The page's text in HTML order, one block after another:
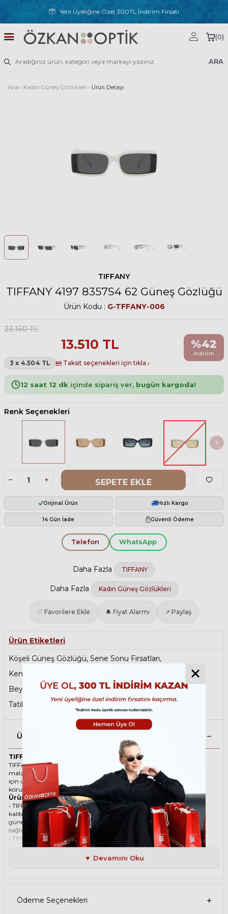
Yeni Üyeliğine Özel 300TL İndirim Fırsatı
ARA
(0)
Ana › Kadın Güneş Gözlükleri › Ürün Detayı
TIFFANY
TIFFANY 4197 8357S4 62 Güneş Gözlüğü
Ürün Kodu : G-TFFANY-006
23.160TL
13.510 TL
3 x 4.504 TL Taksit seçenekleri için tıkla
%42
indirim
12 saat 12 dk içinde sipariş ver, bugün kargoda!
Renk Seçenekleri
SEPETE EKLE
Orijinal Ürün Hızlı Kargo
14 Gün İade Güvenli Ödeme
Telefon WhatsApp
Daha Fazla TIFFANY
Daha Fazla Kadın Güneş Gözlükleri
♡ Favorilere Ekle 🔔 Fiyat Alarmı ↗ Paylaş
Ürün Etiketleri
Köşeli Güneş Gözlüğü, Sene Sonu Fırsatları,
Kemik Güneş Gözlüğü
Beyaz Güneş Gözlüğü,Anneler Günü,
Tatil Öncesi Son Durak
Ürün Açıklaması
TIFFANY 4197 8357S4 62 Beyaz Kadın Güneş Gözlüğü
TIFFANY ikonik Köşeli Asetat güneş gözlüğü, tarzı ve kaliteli
malzemesi ile göz alıcı bir aksesuar. Hem erkekler hem de kadınlar
için uygun olan bu güneş gözlüğü, güneşin zararlı ışınlarından
korunmanızı sağlarken, stilinizi de yansıtır.
Ürün Faydaları
• TIFFANY 4197 8357S4 62 Beyaz Kadın güneş gözlüğü, yüksek
kaliteli Asetat çerçeveye ve Organik lense sahiptir. Bu malzemeler,
güneş gözlüğünüzün uzun ömürlü, dayanıklı ve konforlu olmasını
sağlar.
• TIFFANY 4197 8357S4 62 Kadın Beyaz güneş gözlüğü, %100 UV
koruması sunar. Bu sayede, gözlerinizi güneşin zararlı ışınlarından
korur ve göz sağlığınızı korur. Yeşil cam rengi, ışığı dengeli bir şekilde
filtreler ve her ortamda rahat bir görüş sağlar.
Paket İçeriği
• Gözlük temizleme spreyi
• Gözlük temizleme bezi
▼ Devamını Oku
Ödeme Seçenekleri